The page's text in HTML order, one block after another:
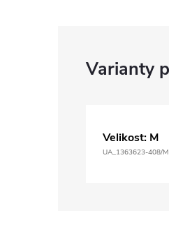
Velikost: M
UA_1363623-408/M